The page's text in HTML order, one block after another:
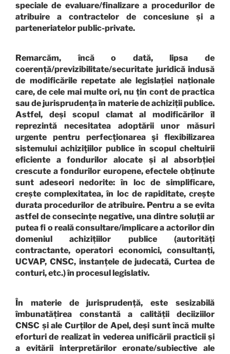
speciale de evaluare/finalizare a procedurilor de
atribuire a contractelor de concesiune și a
parteneriatelor public-private.
Remarcăm, încă o dată, lipsa de
coerență/previzibilitate/securitate juridică indusă
de modificările repetate ale legislației naționale
care, de cele mai multe ori, nu țin cont de practica
sau de jurisprudența în materie de achiziții publice.
Astfel, deși scopul clamat al modificărilor îl
reprezintă necesitatea adoptării unor măsuri
urgente pentru perfecţionarea şi flexibilizarea
sistemului achiziţiilor publice în scopul cheltuirii
eficiente a fondurilor alocate și al absorbției
crescute a fondurilor europene, efectele obținute
sunt adeseori nedorite: în loc de simplificare,
crește complexitatea, în loc de rapiditate, crește
durata procedurilor de atribuire. Pentru a se evita
astfel de consecințe negative, una dintre soluții ar
putea fi o reală consultare/implicare a actorilor din
domeniul achizițiilor publice (autorități
contractante, operatori economici, consultanți,
UCVAP, CNSC, instanțele de judecată, Curtea de
conturi, etc.) în procesul legislativ.
În materie de jurisprudență, este sesizabilă
îmbunatățirea constantă a calității deciiziilor
CNSC și ale Curților de Apel, deși sunt încă multe
eforturi de realizat în vederea unificării practicii și
a evitării interpretărilor eronate/subiective ale